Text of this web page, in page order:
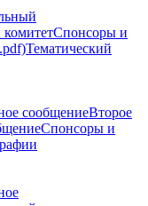
Спонсоры и
Тематический
сообщениеВторое
Спонсоры и